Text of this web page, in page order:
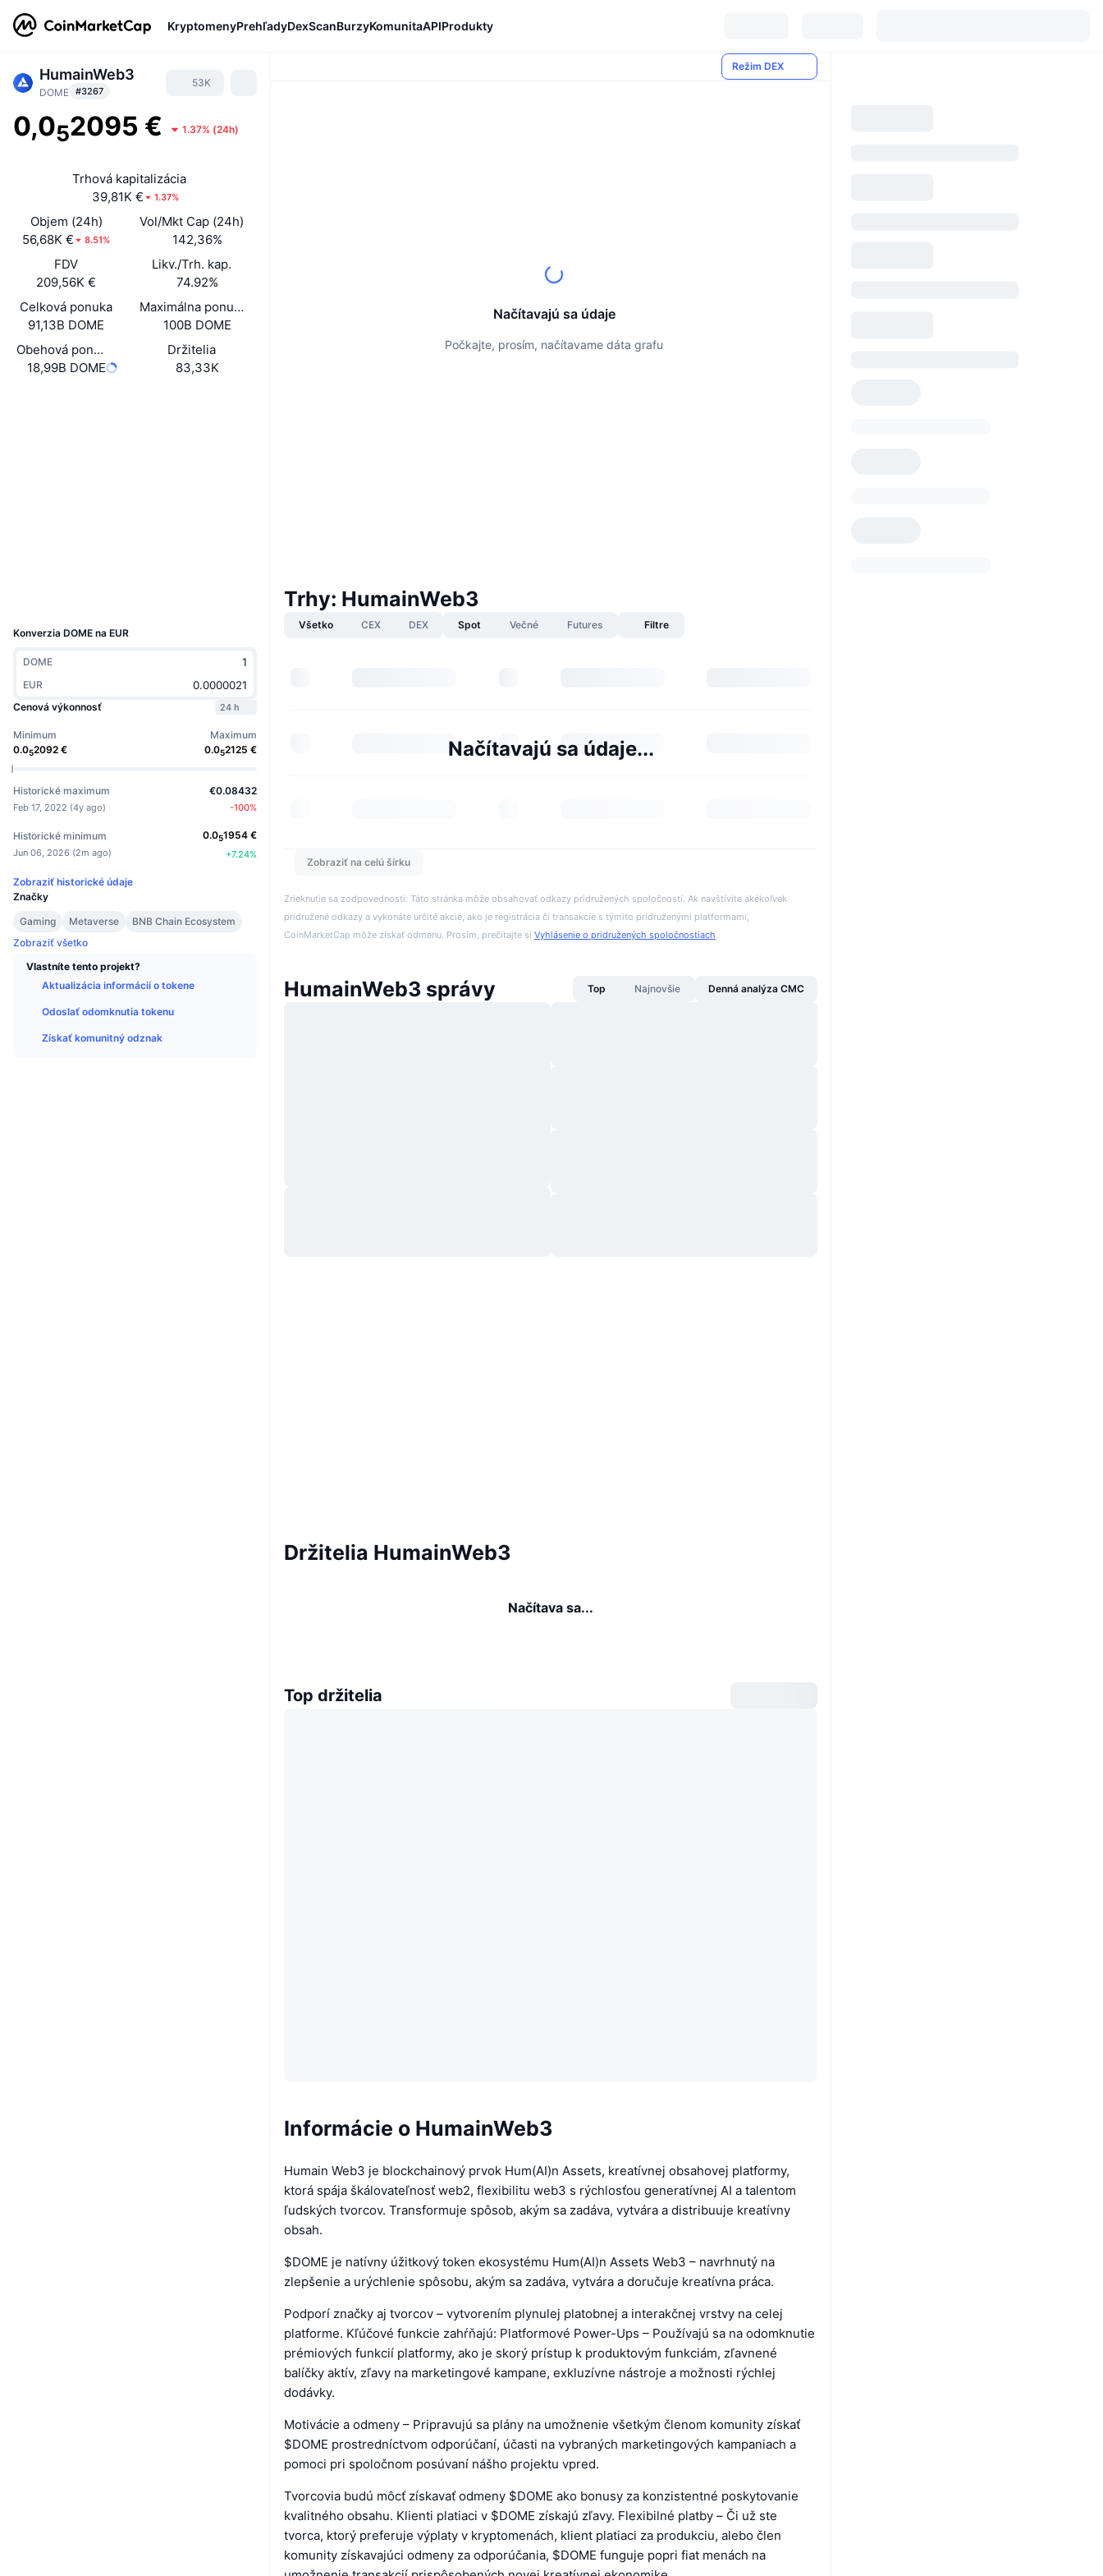
KryptomenyPrehľadyDexScanBurzyKomunitaAPIProdukty
HumainWeb3
DOME #3267
53K
0,052095 € 1.37% (24h)
Trhová kapitalizácia
39,81K €
1.37%
Objem (24h)
56,68K €
8.51%
Vol/Mkt Cap (24h)
142,36%
FDV
209,56K €
Likv./Trh. kap.
74.92%
Celková ponuka
91,13B DOME
Maximálna ponuka
100B DOME
Obehová ponuka
18,99B DOME
Držitelia
83,33K
Konverzia DOME na EUR
DOME
EUR
Cenová výkonnosť
24 h
Minimum
0.052092 €
Maximum
0.052125 €
Historické maximum
Feb 17, 2022 (4y ago)
€0.08432
-100%
Historické minimum
Jun 06, 2026 (2m ago)
0.051954 €
+7.24%
Zobraziť historické údaje
Značky
Gaming
Metaverse
BNB Chain Ecosystem
Zobraziť všetko
Vlastníte tento projekt?
Aktualizácia informácií o tokene
Odoslať odomknutia tokenu
Získať komunitný odznak
Režim DEX
Načítavajú sa údaje
Počkajte, prosím, načítavame dáta grafu
Trhy: HumainWeb3
Všetko CEX DEX Spot Večné Futures Filtre
Načítavajú sa údaje...
Zobraziť na celú šírku
Zrieknutie sa zodpovednosti: Táto stránka môže obsahovať odkazy pridružených spoločností. Ak navštívite akékoľvek
pridružené odkazy a vykonáte určité akcie, ako je registrácia či transakcie s týmito pridruženými platformami,
CoinMarketCap môže získať odmenu. Prosím, prečítajte si Vyhlásenie o pridružených spoločnostiach.
HumainWeb3 správy Top Najnovšie Denná analýza CMC
Držitelia HumainWeb3
Načítava sa...
Top držitelia
Informácie o HumainWeb3
Humain Web3 je blockchainový prvok Hum(AI)n Assets, kreatívnej obsahovej platformy,
ktorá spája škálovateľnosť web2, flexibilitu web3 s rýchlosťou generatívnej AI a talentom
ľudských tvorcov. Transformuje spôsob, akým sa zadáva, vytvára a distribuuje kreatívny
obsah.
$DOME je natívny úžitkový token ekosystému Hum(AI)n Assets Web3 – navrhnutý na
zlepšenie a urýchlenie spôsobu, akým sa zadáva, vytvára a doručuje kreatívna práca.
Podporí značky aj tvorcov – vytvorením plynulej platobnej a interakčnej vrstvy na celej
platforme. Kľúčové funkcie zahŕňajú: Platformové Power-Ups – Používajú sa na odomknutie
prémiových funkcií platformy, ako je skorý prístup k produktovým funkciám, zľavnené
balíčky aktív, zľavy na marketingové kampane, exkluzívne nástroje a možnosti rýchlej
dodávky.
Motivácie a odmeny – Pripravujú sa plány na umožnenie všetkým členom komunity získať
$DOME prostredníctvom odporúčaní, účasti na vybraných marketingových kampaniach a
pomoci pri spoločnom posúvaní nášho projektu vpred.
Tvorcovia budú môcť získavať odmeny $DOME ako bonusy za konzistentné poskytovanie
kvalitného obsahu. Klienti platiaci v $DOME získajú zľavy. Flexibilné platby – Či už ste
tvorca, ktorý preferuje výplaty v kryptomenách, klient platiaci za produkciu, alebo člen
komunity získavajúci odmeny za odporúčania, $DOME funguje popri fiat menách na